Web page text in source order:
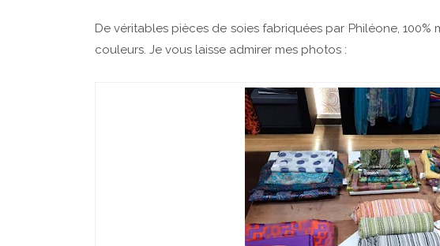
De véritables pièces de soies fabriquées par Philéone,
couleurs. Je vous laisse admirer mes photos :